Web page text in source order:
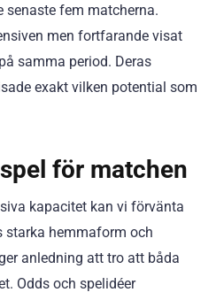
senaste fem matcherna.
men fortfarande visat
samma period. Deras
exakt vilken potential som
för matchen
kapacitet kan vi förvänta
starka hemmaform och
anledning att tro att båda
Odds och spelidéer